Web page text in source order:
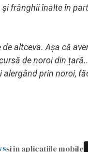
frânghii înalte în
altceva. Așa că
de noroi din
prin noroi,
și în aplicațiile mobile